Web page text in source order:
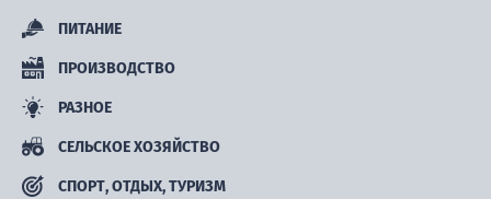
ПИТАНИЕ
ПРОИЗВОДСТВО
РАЗНОЕ
СЕЛЬСКОЕ ХОЗЯЙСТВО
СПОРТ, ОТДЫХ, ТУРИЗМ